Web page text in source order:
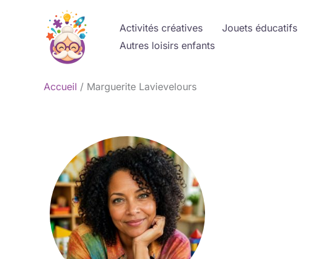
Activités créatives Jouets éducatifs
Autres loisirs enfants
Accueil Marguerite Lavievelours